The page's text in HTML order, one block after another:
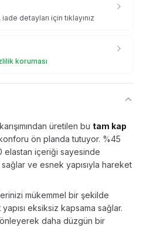
detayları için tıklayınız
koruması
üretilen bu tam kap
ön planda tutuyor. %45
elastan içeriği sayesinde
ve esnek yapısıyla hareket
mükemmel bir şekilde
yapısı eksiksiz kapsama sağlar.
önleyerek daha düzgün bir